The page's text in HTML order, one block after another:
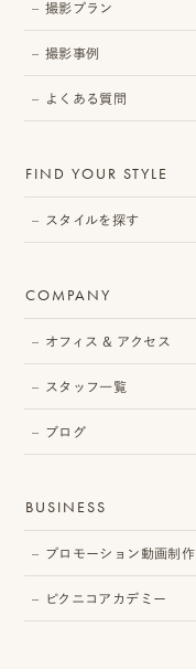
撮影プラン
撮影事例
よくある質問
FIND YOUR STYLE
スタイルを探す
COMPANY
オフィス & アクセス
スタッフ一覧
ブログ
BUSINESS
プロモーション動画制作
ピクニコアカデミー